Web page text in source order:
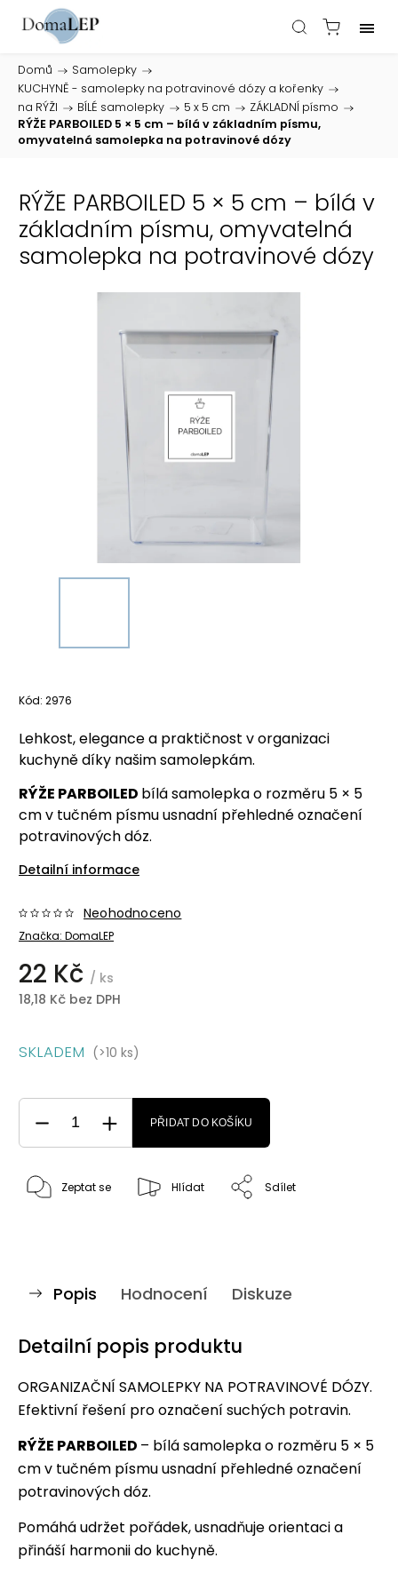
Domů / Samolepky /
KUCHYNĚ - samolepky na potravinové dózy a kořenky /
na RÝŽI / BÍLÉ samolepky / 5 x 5 cm / ZÁKLADNÍ písmo /
RÝŽE PARBOILED 5 × 5 cm – bílá v základním písmu,
omyvatelná samolepka na potravinové dózy
RÝŽE PARBOILED 5 × 5 cm – bílá v
základním písmu, omyvatelná
samolepka na potravinové dózy
Kód: 2976
Lehkost, elegance a praktičnost v organizaci
kuchyně díky našim samolepkám.
RÝŽE PARBOILED bílá samolepka o rozměru 5 × 5
cm v tučném písmu usnadní přehledné označení
potravinových dóz.
Detailní informace
Značka: DomaLEP
Neohodnoceno
22 Kč / ks
18,18 Kč bez DPH
SKLADEM (>10 ks)
PŘIDAT DO KOŠÍKU
Zeptat se Hlídat Sdílet
Popis Hodnocení Diskuze
Detailní popis produktu
ORGANIZAČNÍ SAMOLEPKY NA POTRAVINOVÉ DÓZY.
Efektivní řešení pro označení suchých potravin.
RÝŽE PARBOILED – bílá samolepka o rozměru 5 × 5
cm v tučném písmu usnadní přehledné označení
potravinových dóz.
Pomáhá udržet pořádek, usnadňuje orientaci a
přináší harmonii do kuchyně.